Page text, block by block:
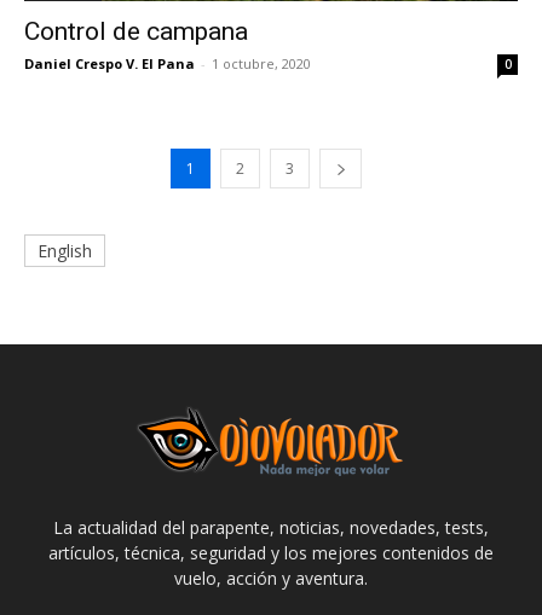
Control de campana
Daniel Crespo V. El Pana - 1 octubre, 2020 0
1 2 3
English
La actualidad del parapente, noticias, novedades, tests,
artículos, técnica, seguridad y los mejores contenidos de
vuelo, acción y aventura.